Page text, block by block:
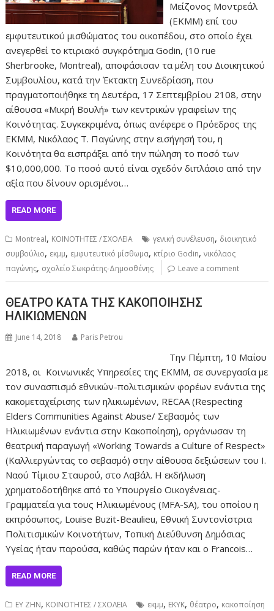
Μείζονος Μοντρεάλ
(ΕΚΜΜ) επί του
εμφυτευτικού μισθώματος του οικοπέδου, στο οποίο έχει
ανεγερθεί το κτιριακό συγκρότημα Godin, (10 rue
Sherbrooke, Montreal), αποφάσισαν τα μέλη του Διοικητικού
Συμβουλίου, κατά την Έκτακτη Συνεδρίαση, που
πραγματοποιήθηκε τη Δευτέρα, 17 Σεπτεμβρίου 2108, στην
αίθουσα «Μικρή Βουλή» των κεντρικών γραφείων της
Κοινότητας. Συγκεκριμένα, όπως ανέφερε ο Πρόεδρος της
ΕΚΜΜ, Νικόλαος Τ. Παγώνης στην εισήγησή του, η
Κοινότητα θα εισπράξει από την πώληση το ποσό των
$10,000,000. Το ποσό αυτό είναι σχεδόν διπλάσιο από την
αξία που δίνουν ορισμένοι…
READ MORE
Montreal, ΚΟΙΝΟΤΗΤΕΣ / ΣΧΟΛΕΙΑ γενική συνέλευση, διοικητικό
συμβούλιο, εκμμ, εμφυτευτικό μίσθωμα, κτίριο Godin,νικόλαος
παγώνης, σχολείο Σωκράτης-Δημοσθένης Leave a comment
ΘΕΑΤΡΟ ΚΑΤΑ ΤΗΣ ΚΑΚΟΠΟΙΗΣΗΣ
ΗΛΙΚΙΩΜΕΝΩΝ
June 14, 2018 Paris Petrou
Την Πέμπτη, 10 Μαΐου
2018, οι Κοινωνικές Υπηρεσίες της ΕΚΜΜ, σε συνεργασία με
τον συνασπισμό εθνικών-πολιτισμικών φορέων ενάντια της
κακομεταχείρισης των ηλικιωμένων, RECAA (Respecting
Elders Communities Against Abuse/ Σεβασμός των
Ηλικιωμένων ενάντια στην Κακοποίηση), οργάνωσαν τη
θεατρική παραγωγή «Working Towards a Culture of Respect»
(Καλλιεργώντας το σεβασμό) στην αίθουσα δεξιώσεων του Ι.
Ναού Τίμιου Σταυρού, στο Λαβάλ. Η εκδήλωση
χρηματοδοτήθηκε από το Υπουργείο Οικογένειας-
Γραμματεία για τους Ηλικιωμένους (MFA-SA), του οποίου η
εκπρόσωπος, Louise Buzit-Beaulieu, Εθνική Συντονίστρια
Πολιτισμικών Κοινοτήτων, Τοπική Διεύθυνση Δημόσιας
Υγείας ήταν παρούσα, καθώς παρών ήταν και ο Francois…
READ MORE
ΕΥ ΖΗΝ, ΚΟΙΝΟΤΗΤΕΣ / ΣΧΟΛΕΙΑ εκμμ, ΕΚΥΚ, θέατρο, κακοποίηση